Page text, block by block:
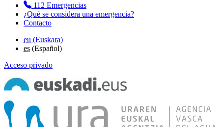
112 Emergencias
¿Qué se considera una emergencia?
Contacto
eu (Euskara)
es (Español)
Acceso privado